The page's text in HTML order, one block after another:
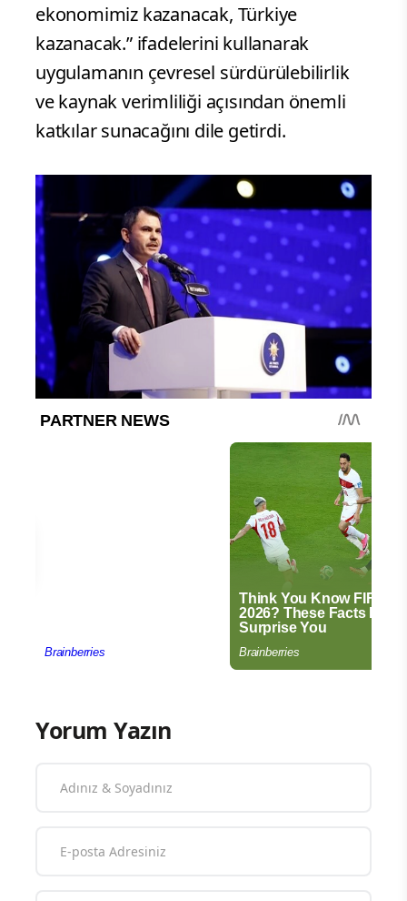
ekonomimiz kazanacak, Türkiye
kazanacak.” ifadelerini kullanarak
uygulamanın çevresel sürdürülebilirlik
ve kaynak verimliliği açısından önemli
katkılar sunacağını dile getirdi.
Yorum Yazın